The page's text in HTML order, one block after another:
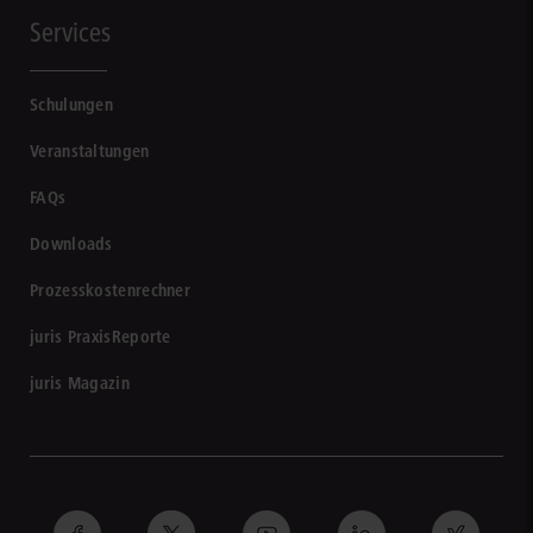
Services
Schulungen
Veranstaltungen
FAQs
Downloads
Prozesskostenrechner
juris PraxisReporte
juris Magazin